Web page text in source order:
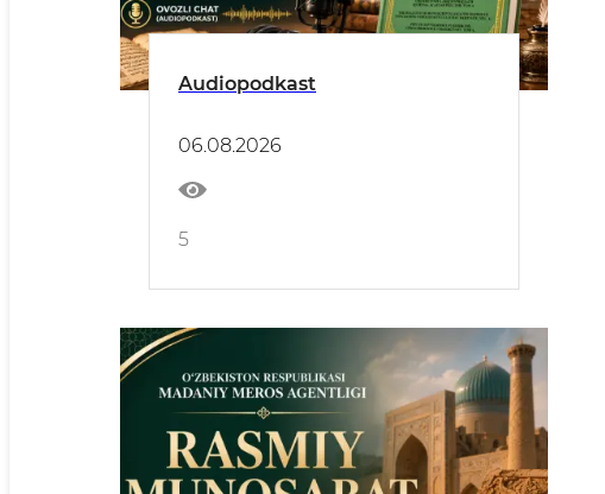
Audiopodkast
06.08.2026
5